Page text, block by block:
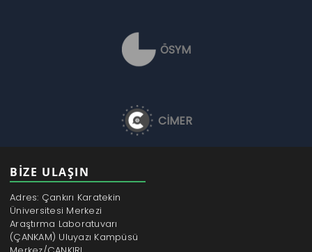
ÖSYM
CİMER
BİZE ULAŞIN
Adres: Çankırı Karatekin
Üniversitesi Merkezi
Araştırma Laboratuvarı
(ÇANKAM) Uluyazı Kampüsü